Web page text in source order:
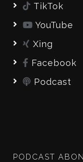
TikTok
YouTube
Xing
Facebook
Podcast
PODCAST